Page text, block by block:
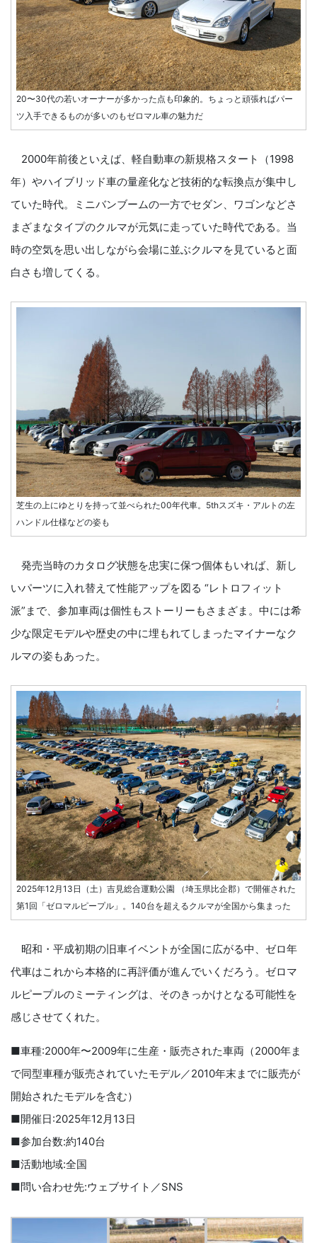
20〜30代の若いオーナーが多かった点も印象的。ちょっと頑張ればパー
ツ入手できるものが多いのもゼロマル車の魅力だ
2000年前後といえば、軽自動車の新規格スタート（1998
年）やハイブリッド車の量産化など技術的な転換点が集中し
ていた時代。ミニバンブームの一方でセダン、ワゴンなどさ
まざまなタイプのクルマが元気に走っていた時代である。当
時の空気を思い出しながら会場に並ぶクルマを見ていると面
白さも増してくる。
芝生の上にゆとりを持って並べられた00年代車。5thスズキ・アルトの左
ハンドル仕様などの姿も
発売当時のカタログ状態を忠実に保つ個体もいれば、新し
いパーツに入れ替えて性能アップを図る “レトロフィット
派”まで、参加車両は個性もストーリーもさまざま。中には希
少な限定モデルや歴史の中に埋もれてしまったマイナーなク
ルマの姿もあった。
2025年12月13日（土）吉見総合運動公園 （埼玉県比企郡）で開催された
第1回「ゼロマルピープル」。140台を超えるクルマが全国から集まった
昭和・平成初期の旧車イベントが全国に広がる中、ゼロ年
代車はこれから本格的に再評価が進んでいくだろう。ゼロマ
ルピープルのミーティングは、そのきっかけとなる可能性を
感じさせてくれた。
■車種:2000年〜2009年に生産・販売された車両（2000年ま
で同型車種が販売されていたモデル／2010年末までに販売が
開始されたモデルを含む）
■開催日:2025年12月13日
■参加台数:約140台
■活動地域:全国
■問い合わせ先:ウェブサイト／SNS